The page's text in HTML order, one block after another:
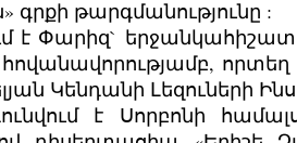
գրքի թարգմանությունը :
է Փարիզ`
որտեղ
Կենդանի Լեզուների
է Սորբոնի